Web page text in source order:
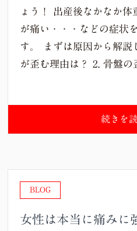
ょう！ 出産後なかなか
が痛い・・・などの症状
す。 まずは原因から解説
が歪む理由は？ 2. 骨盤
続きを
BLOG
女性は本当に痛みに